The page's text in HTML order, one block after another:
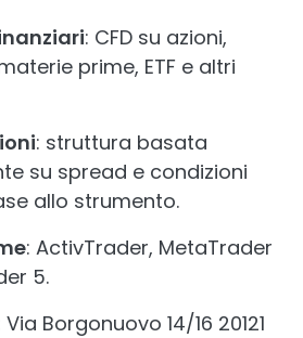
: CFD su azioni,
prime, ETF e altri
: struttura basata
su spread e condizioni
allo strumento.
: ActivTrader, MetaTrader
5.
Via Borgonuovo 14/16 20121